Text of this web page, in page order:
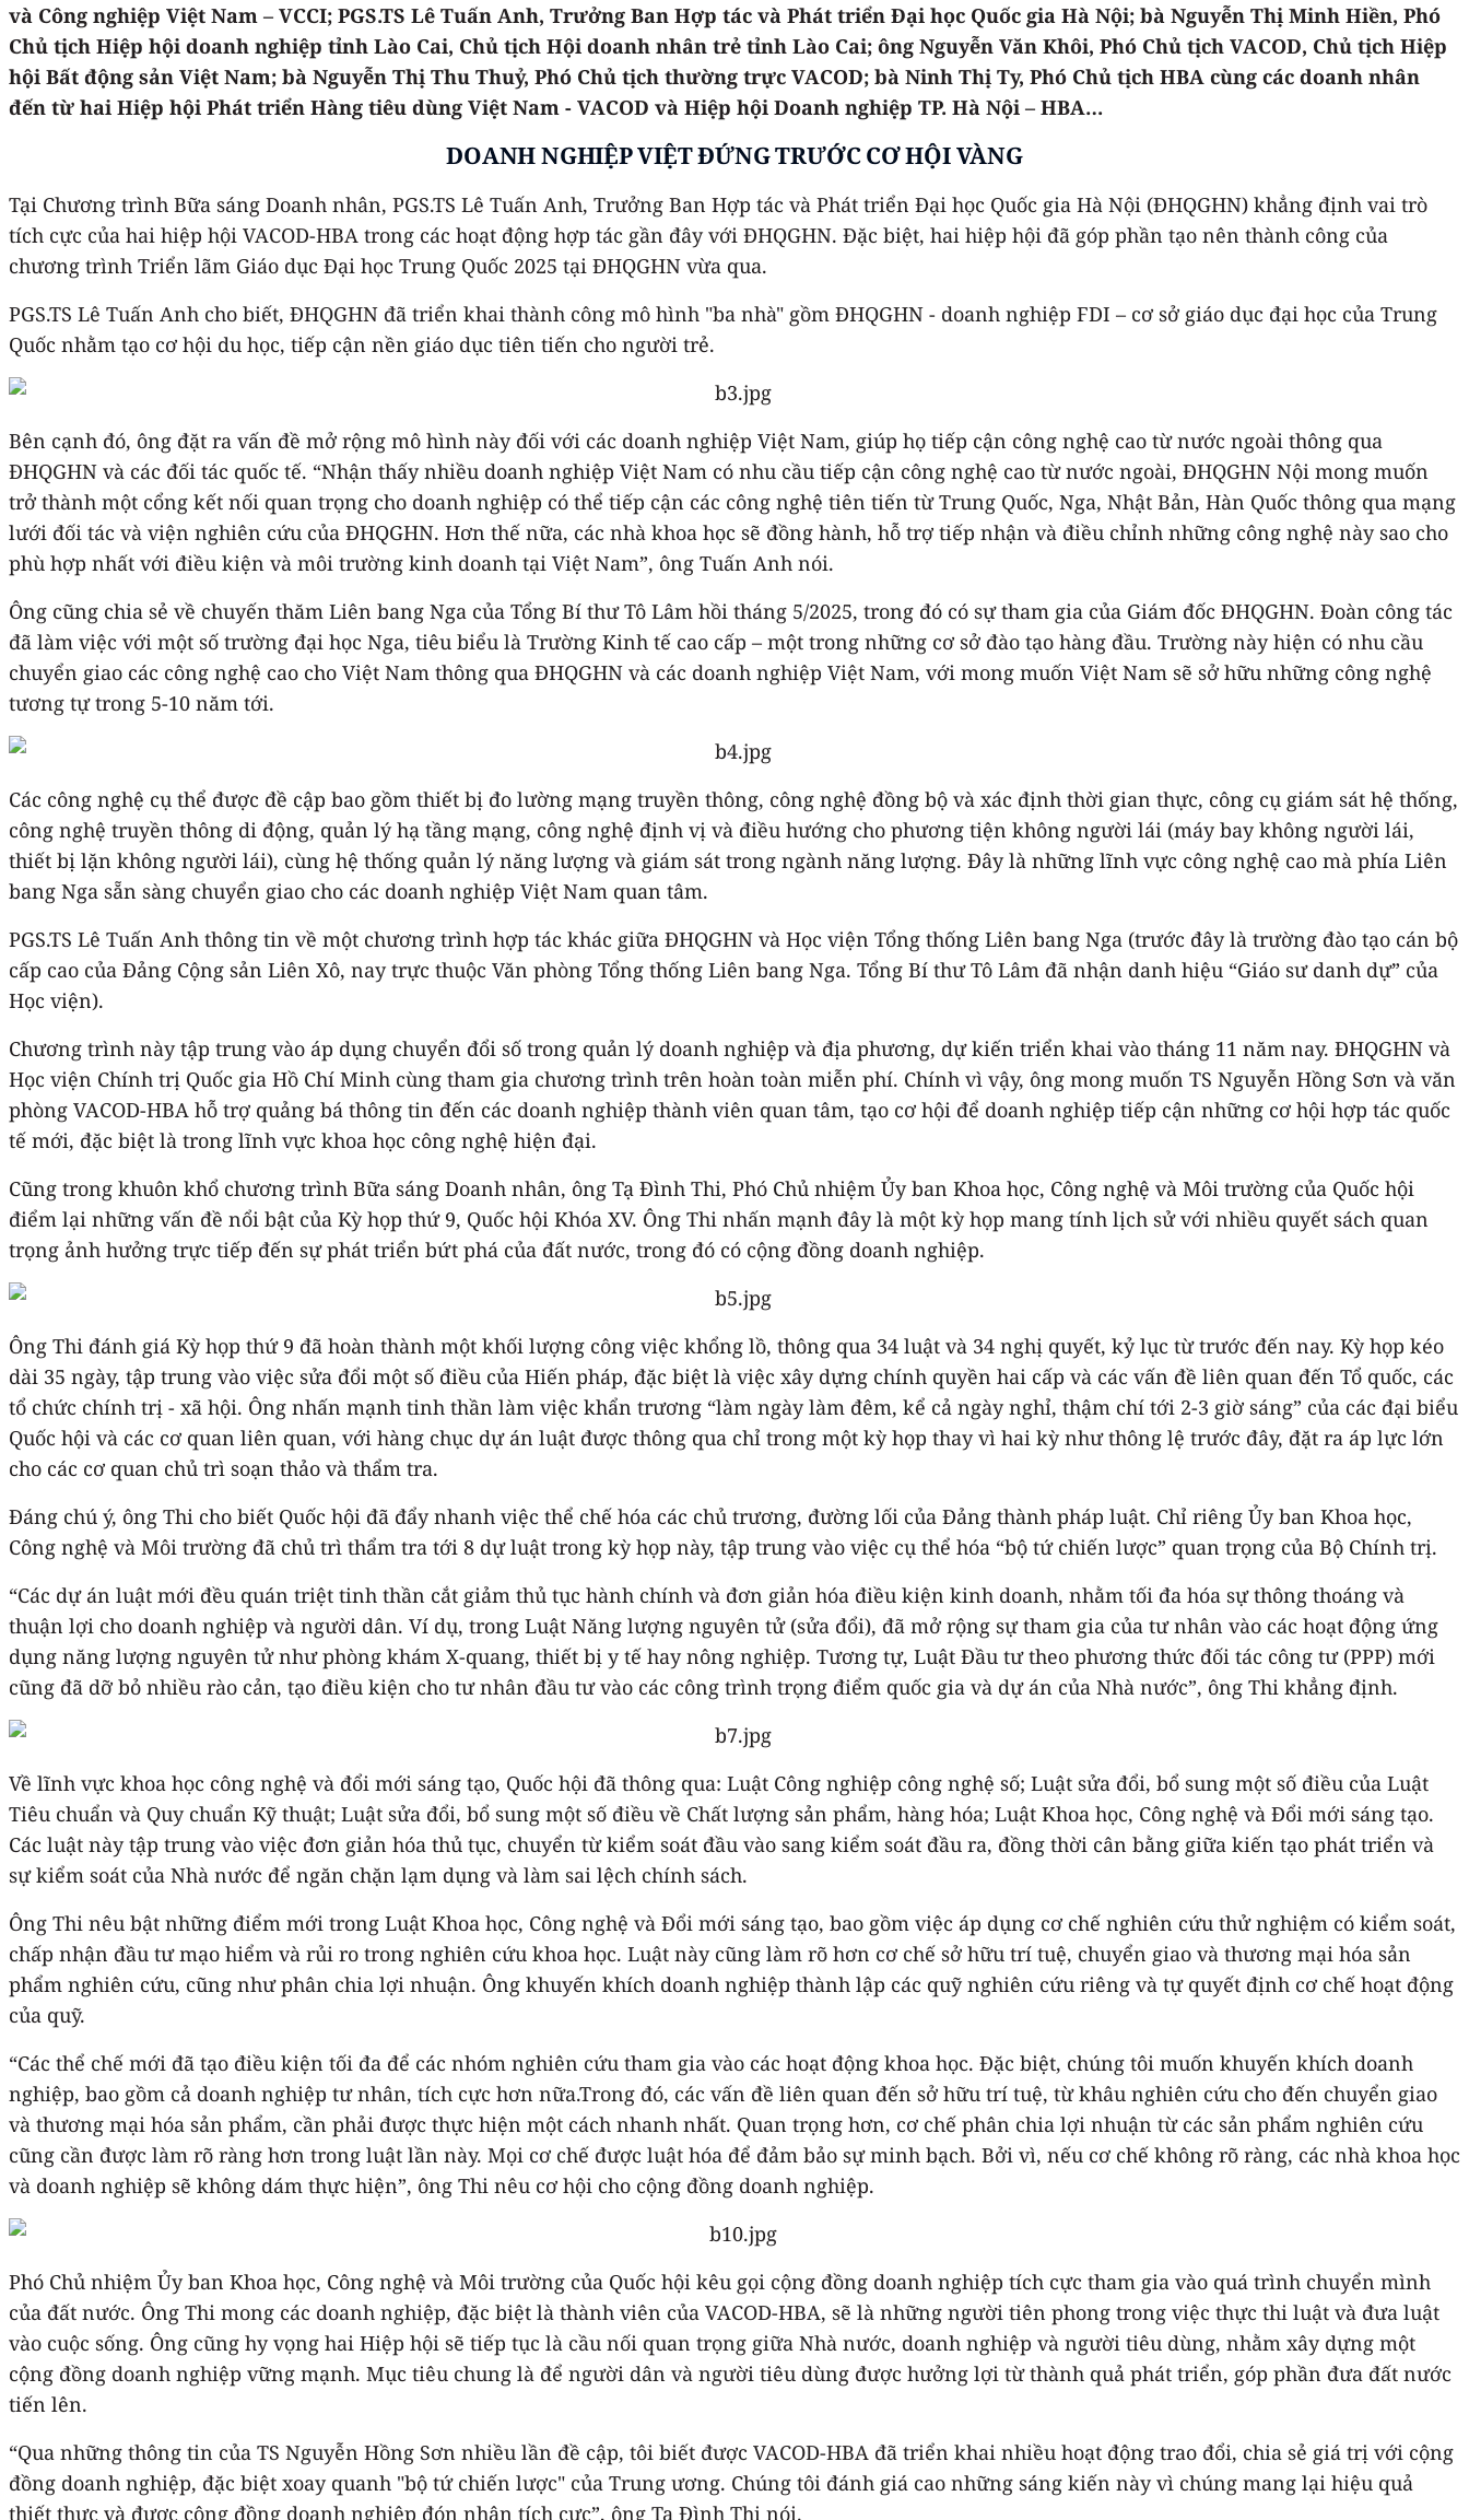
và Công nghiệp Việt Nam – VCCI; PGS.TS Lê Tuấn Anh, Trưởng Ban Hợp tác và Phát triển Đại học Quốc gia Hà Nội; bà Nguyễn Thị Minh Hiền, Phó
Chủ tịch Hiệp hội doanh nghiệp tỉnh Lào Cai, Chủ tịch Hội doanh nhân trẻ tỉnh Lào Cai; ông Nguyễn Văn Khôi, Phó Chủ tịch VACOD, Chủ tịch Hiệp
hội Bất động sản Việt Nam; bà Nguyễn Thị Thu Thuỷ, Phó Chủ tịch thường trực VACOD; bà Ninh Thị Ty, Phó Chủ tịch HBA cùng các doanh nhân
đến từ hai Hiệp hội Phát triển Hàng tiêu dùng Việt Nam - VACOD và Hiệp hội Doanh nghiệp TP. Hà Nội – HBA…
DOANH NGHIỆP VIỆT ĐỨNG TRƯỚC CƠ HỘI VÀNG
Tại Chương trình Bữa sáng Doanh nhân, PGS.TS Lê Tuấn Anh, Trưởng Ban Hợp tác và Phát triển Đại học Quốc gia Hà Nội (ĐHQGHN) khẳng định vai trò
tích cực của hai hiệp hội VACOD-HBA trong các hoạt động hợp tác gần đây với ĐHQGHN. Đặc biệt, hai hiệp hội đã góp phần tạo nên thành công của
chương trình Triển lãm Giáo dục Đại học Trung Quốc 2025 tại ĐHQGHN vừa qua.
PGS.TS Lê Tuấn Anh cho biết, ĐHQGHN đã triển khai thành công mô hình "ba nhà" gồm ĐHQGHN - doanh nghiệp FDI – cơ sở giáo dục đại học của Trung
Quốc nhằm tạo cơ hội du học, tiếp cận nền giáo dục tiên tiến cho người trẻ.
Bên cạnh đó, ông đặt ra vấn đề mở rộng mô hình này đối với các doanh nghiệp Việt Nam, giúp họ tiếp cận công nghệ cao từ nước ngoài thông qua
ĐHQGHN và các đối tác quốc tế. “Nhận thấy nhiều doanh nghiệp Việt Nam có nhu cầu tiếp cận công nghệ cao từ nước ngoài, ĐHQGHN Nội mong muốn
trở thành một cổng kết nối quan trọng cho doanh nghiệp có thể tiếp cận các công nghệ tiên tiến từ Trung Quốc, Nga, Nhật Bản, Hàn Quốc thông qua mạng
lưới đối tác và viện nghiên cứu của ĐHQGHN. Hơn thế nữa, các nhà khoa học sẽ đồng hành, hỗ trợ tiếp nhận và điều chỉnh những công nghệ này sao cho
phù hợp nhất với điều kiện và môi trường kinh doanh tại Việt Nam”, ông Tuấn Anh nói.
Ông cũng chia sẻ về chuyến thăm Liên bang Nga của Tổng Bí thư Tô Lâm hồi tháng 5/2025, trong đó có sự tham gia của Giám đốc ĐHQGHN. Đoàn công tác
đã làm việc với một số trường đại học Nga, tiêu biểu là Trường Kinh tế cao cấp – một trong những cơ sở đào tạo hàng đầu. Trường này hiện có nhu cầu
chuyển giao các công nghệ cao cho Việt Nam thông qua ĐHQGHN và các doanh nghiệp Việt Nam, với mong muốn Việt Nam sẽ sở hữu những công nghệ
tương tự trong 5-10 năm tới.
Các công nghệ cụ thể được đề cập bao gồm thiết bị đo lường mạng truyền thông, công nghệ đồng bộ và xác định thời gian thực, công cụ giám sát hệ thống,
công nghệ truyền thông di động, quản lý hạ tầng mạng, công nghệ định vị và điều hướng cho phương tiện không người lái (máy bay không người lái,
thiết bị lặn không người lái), cùng hệ thống quản lý năng lượng và giám sát trong ngành năng lượng. Đây là những lĩnh vực công nghệ cao mà phía Liên
bang Nga sẵn sàng chuyển giao cho các doanh nghiệp Việt Nam quan tâm.
PGS.TS Lê Tuấn Anh thông tin về một chương trình hợp tác khác giữa ĐHQGHN và Học viện Tổng thống Liên bang Nga (trước đây là trường đào tạo cán bộ
cấp cao của Đảng Cộng sản Liên Xô, nay trực thuộc Văn phòng Tổng thống Liên bang Nga. Tổng Bí thư Tô Lâm đã nhận danh hiệu “Giáo sư danh dự” của
Học viện).
Chương trình này tập trung vào áp dụng chuyển đổi số trong quản lý doanh nghiệp và địa phương, dự kiến triển khai vào tháng 11 năm nay. ĐHQGHN và
Học viện Chính trị Quốc gia Hồ Chí Minh cùng tham gia chương trình trên hoàn toàn miễn phí. Chính vì vậy, ông mong muốn TS Nguyễn Hồng Sơn và văn
phòng VACOD-HBA hỗ trợ quảng bá thông tin đến các doanh nghiệp thành viên quan tâm, tạo cơ hội để doanh nghiệp tiếp cận những cơ hội hợp tác quốc
tế mới, đặc biệt là trong lĩnh vực khoa học công nghệ hiện đại.
Cũng trong khuôn khổ chương trình Bữa sáng Doanh nhân, ông Tạ Đình Thi, Phó Chủ nhiệm Ủy ban Khoa học, Công nghệ và Môi trường của Quốc hội
điểm lại những vấn đề nổi bật của Kỳ họp thứ 9, Quốc hội Khóa XV. Ông Thi nhấn mạnh đây là một kỳ họp mang tính lịch sử với nhiều quyết sách quan
trọng ảnh hưởng trực tiếp đến sự phát triển bứt phá của đất nước, trong đó có cộng đồng doanh nghiệp.
Ông Thi đánh giá Kỳ họp thứ 9 đã hoàn thành một khối lượng công việc khổng lồ, thông qua 34 luật và 34 nghị quyết, kỷ lục từ trước đến nay. Kỳ họp kéo
dài 35 ngày, tập trung vào việc sửa đổi một số điều của Hiến pháp, đặc biệt là việc xây dựng chính quyền hai cấp và các vấn đề liên quan đến Tổ quốc, các
tổ chức chính trị - xã hội. Ông nhấn mạnh tinh thần làm việc khẩn trương “làm ngày làm đêm, kể cả ngày nghỉ, thậm chí tới 2-3 giờ sáng” của các đại biểu
Quốc hội và các cơ quan liên quan, với hàng chục dự án luật được thông qua chỉ trong một kỳ họp thay vì hai kỳ như thông lệ trước đây, đặt ra áp lực lớn
cho các cơ quan chủ trì soạn thảo và thẩm tra.
Đáng chú ý, ông Thi cho biết Quốc hội đã đẩy nhanh việc thể chế hóa các chủ trương, đường lối của Đảng thành pháp luật. Chỉ riêng Ủy ban Khoa học,
Công nghệ và Môi trường đã chủ trì thẩm tra tới 8 dự luật trong kỳ họp này, tập trung vào việc cụ thể hóa “bộ tứ chiến lược” quan trọng của Bộ Chính trị.
“Các dự án luật mới đều quán triệt tinh thần cắt giảm thủ tục hành chính và đơn giản hóa điều kiện kinh doanh, nhằm tối đa hóa sự thông thoáng và
thuận lợi cho doanh nghiệp và người dân. Ví dụ, trong Luật Năng lượng nguyên tử (sửa đổi), đã mở rộng sự tham gia của tư nhân vào các hoạt động ứng
dụng năng lượng nguyên tử như phòng khám X-quang, thiết bị y tế hay nông nghiệp. Tương tự, Luật Đầu tư theo phương thức đối tác công tư (PPP) mới
cũng đã dỡ bỏ nhiều rào cản, tạo điều kiện cho tư nhân đầu tư vào các công trình trọng điểm quốc gia và dự án của Nhà nước”, ông Thi khẳng định.
Về lĩnh vực khoa học công nghệ và đổi mới sáng tạo, Quốc hội đã thông qua: Luật Công nghiệp công nghệ số; Luật sửa đổi, bổ sung một số điều của Luật
Tiêu chuẩn và Quy chuẩn Kỹ thuật; Luật sửa đổi, bổ sung một số điều về Chất lượng sản phẩm, hàng hóa; Luật Khoa học, Công nghệ và Đổi mới sáng tạo.
Các luật này tập trung vào việc đơn giản hóa thủ tục, chuyển từ kiểm soát đầu vào sang kiểm soát đầu ra, đồng thời cân bằng giữa kiến tạo phát triển và
sự kiểm soát của Nhà nước để ngăn chặn lạm dụng và làm sai lệch chính sách.
Ông Thi nêu bật những điểm mới trong Luật Khoa học, Công nghệ và Đổi mới sáng tạo, bao gồm việc áp dụng cơ chế nghiên cứu thử nghiệm có kiểm soát,
chấp nhận đầu tư mạo hiểm và rủi ro trong nghiên cứu khoa học. Luật này cũng làm rõ hơn cơ chế sở hữu trí tuệ, chuyển giao và thương mại hóa sản
phẩm nghiên cứu, cũng như phân chia lợi nhuận. Ông khuyến khích doanh nghiệp thành lập các quỹ nghiên cứu riêng và tự quyết định cơ chế hoạt động
của quỹ.
“Các thể chế mới đã tạo điều kiện tối đa để các nhóm nghiên cứu tham gia vào các hoạt động khoa học. Đặc biệt, chúng tôi muốn khuyến khích doanh
nghiệp, bao gồm cả doanh nghiệp tư nhân, tích cực hơn nữa.Trong đó, các vấn đề liên quan đến sở hữu trí tuệ, từ khâu nghiên cứu cho đến chuyển giao
và thương mại hóa sản phẩm, cần phải được thực hiện một cách nhanh nhất. Quan trọng hơn, cơ chế phân chia lợi nhuận từ các sản phẩm nghiên cứu
cũng cần được làm rõ ràng hơn trong luật lần này. Mọi cơ chế được luật hóa để đảm bảo sự minh bạch. Bởi vì, nếu cơ chế không rõ ràng, các nhà khoa học
và doanh nghiệp sẽ không dám thực hiện”, ông Thi nêu cơ hội cho cộng đồng doanh nghiệp.
Phó Chủ nhiệm Ủy ban Khoa học, Công nghệ và Môi trường của Quốc hội kêu gọi cộng đồng doanh nghiệp tích cực tham gia vào quá trình chuyển mình
của đất nước. Ông Thi mong các doanh nghiệp, đặc biệt là thành viên của VACOD-HBA, sẽ là những người tiên phong trong việc thực thi luật và đưa luật
vào cuộc sống. Ông cũng hy vọng hai Hiệp hội sẽ tiếp tục là cầu nối quan trọng giữa Nhà nước, doanh nghiệp và người tiêu dùng, nhằm xây dựng một
cộng đồng doanh nghiệp vững mạnh. Mục tiêu chung là để người dân và người tiêu dùng được hưởng lợi từ thành quả phát triển, góp phần đưa đất nước
tiến lên.
“Qua những thông tin của TS Nguyễn Hồng Sơn nhiều lần đề cập, tôi biết được VACOD-HBA đã triển khai nhiều hoạt động trao đổi, chia sẻ giá trị với cộng
đồng doanh nghiệp, đặc biệt xoay quanh "bộ tứ chiến lược" của Trung ương. Chúng tôi đánh giá cao những sáng kiến này vì chúng mang lại hiệu quả
thiết thực và được cộng đồng doanh nghiệp đón nhận tích cực”, ông Tạ Đình Thi nói.